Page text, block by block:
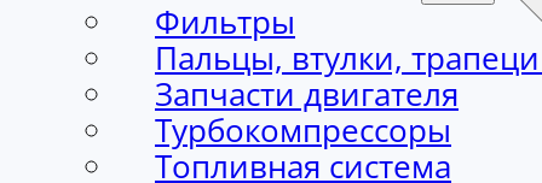
Фильтры
Пальцы, втулки,
Запчасти двигателя
Турбокомпрессоры
Топливная система